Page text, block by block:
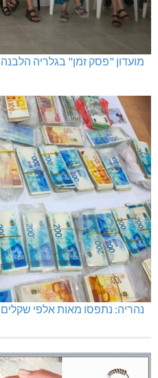
מועדון "פסק זמן" בגלריה הלבנה